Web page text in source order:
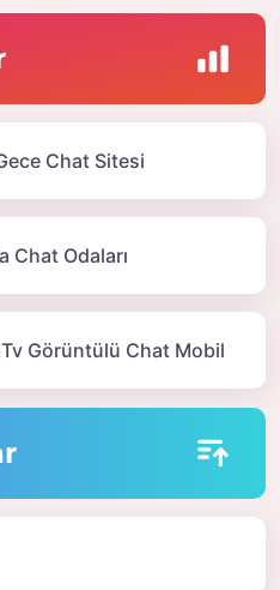
Chat Sitesi
Chat Odaları
Görüntülü Chat Mobil